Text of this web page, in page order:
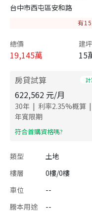
台中市西屯區安和路
有15
總價
19,145萬
建
15
房貸試算
622,562 元/月
30年 | 利率2.35%概算 |
年寬限期
​符合首購資格嗎?
類型 土地
樓層
0樓/0樓
車位
--
謄本用途
--